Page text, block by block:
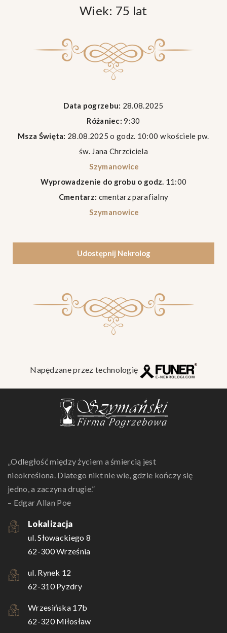
Wiek: 75 lat
Data pogrzebu: 28.08.2025
Różaniec: 9:30
Msza Święta: 28.08.2025 o godz. 10:00 w kościele pw.
św. Jana Chrzciciela
Szymanowice
Wyprowadzenie do grobu o godz. 11:00
Cmentarz: cmentarz parafialny
Szymanowice
Udostępnij Nekrolog
Napędzane przez technologię
„Odległość między życiem a śmiercią jest
nieokreślona. Dlatego nikt nie wie, gdzie kończy się
jedno, a zaczyna drugie.”
– Edgar Allan Poe
Lokalizacja
ul. Słowackiego 8
62-300 Września
ul. Rynek 12
62-310 Pyzdry
Wrzesińska 17b
62-320 Miłosław